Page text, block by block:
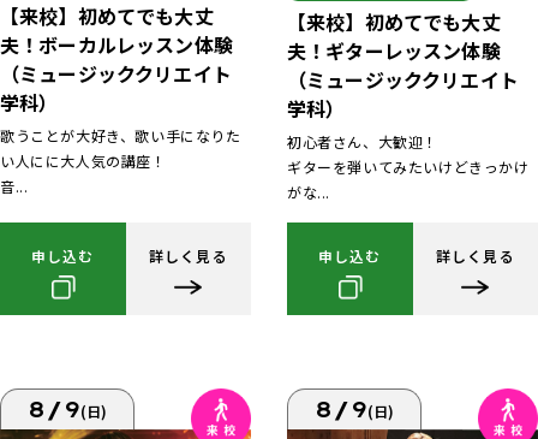
【来校】初めてでも大丈
夫！ボーカルレッスン体験
（ミュージッククリエイト
学科）
歌うことが大好き、歌い手になりた
い人にに大人気の講座！
音...
申し込む 詳しく見る
【来校】初めてでも大丈
夫！ギターレッスン体験
（ミュージッククリエイト
学科）
初心者さん、大歓迎！
ギターを弾いてみたいけどきっかけ
がな...
申し込む 詳しく見る
8/9(日) 8/9(日)